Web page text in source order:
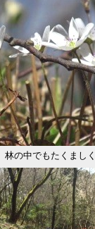
林の中でもたくましく